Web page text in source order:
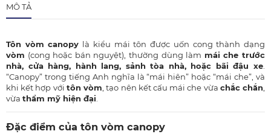
MÔ TẢ
Tôn vòm canopy là kiểu mái tôn được uốn cong thành dạng
vòm (cong hoặc bán nguyệt), thường dùng làm mái che trước
nhà, cửa hàng, hành lang, sảnh tòa nhà, hoặc bãi đậu xe
“Canopy” trong tiếng Anh nghĩa là “mái hiên” hoặc “mái che”, và
khi kết hợp với tôn vòm , tạo nên kết cấu mái che vừa chắc chắn
vừa thẩm mỹ hiện đại
Đặc điểm của tôn vòm canopy